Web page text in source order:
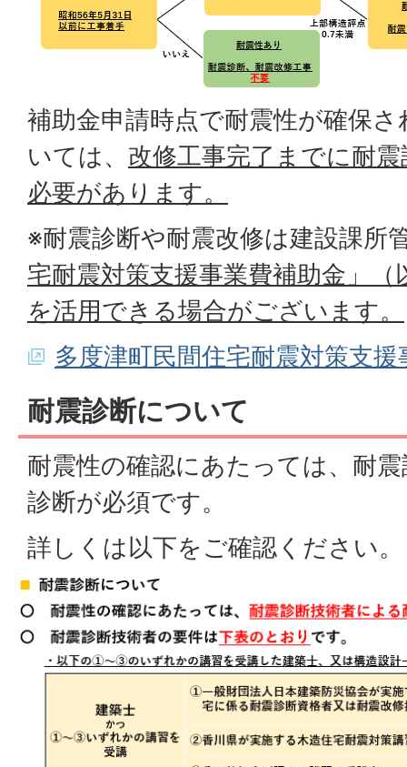
補助金申請時点で耐震性が確保
いては、 改修工事完了までに耐
必要があります。
※耐震診断や耐震改修は建設課所
宅耐震対策支援事業費補助金」（
を活用できる場合がございます。
多度津町民間住宅耐震対策支援
耐震診断について
耐震性の確認にあたっては、耐
診断が必須です。
詳しくは以下をご確認ください。